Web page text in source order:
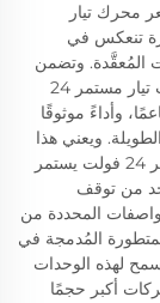
محرك تيار
تنعكس في
المُعقَّدة. وتضمن
عمليات التصنيع الدقيقة المستخدمة في إنتاج محركات تيار مستمر 24
وأداءً موثوقًا
ويعني هذا
الثبات أن الاستثمار الأولي في سعر محرك تيار مستمر 24 فولت يستمر
من توقف
المحددة من
المُدمجة في
لهذه الوحدات
أكبر حجمًا